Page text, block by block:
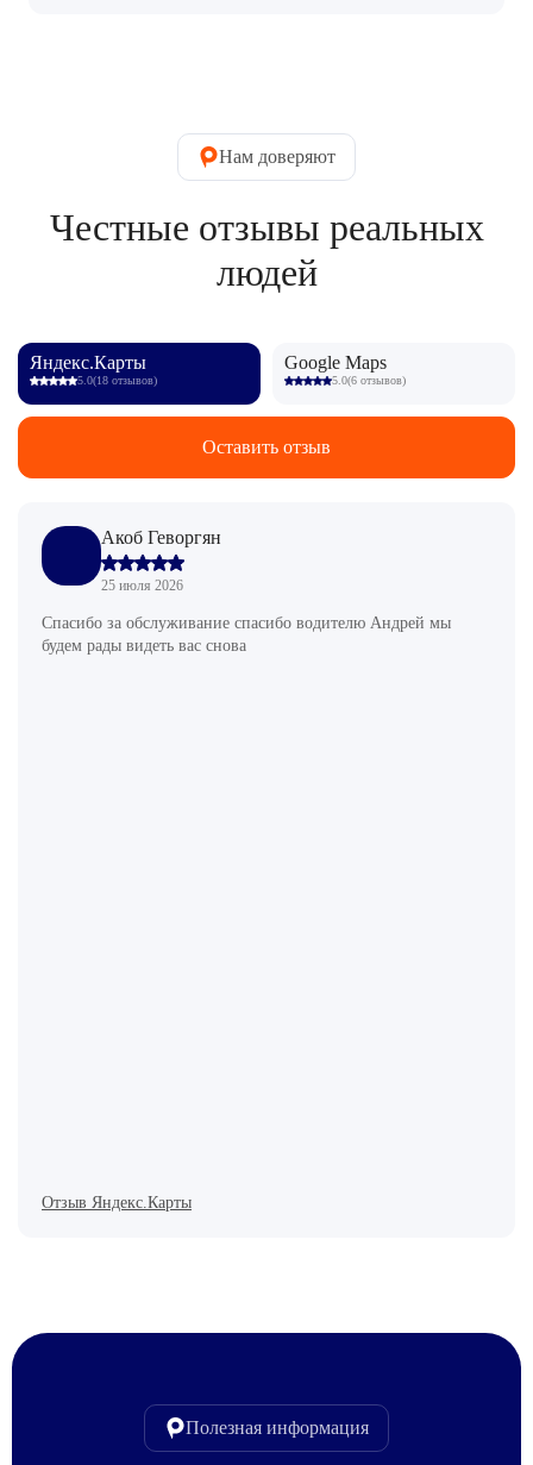
Нам доверяют
Честные отзывы реальных
людей
Яндекс.Карты
5.0(18 отзывов)
Google Maps
5.0(6 отзывов)
Оставить отзыв
Акоб Геворгян
25 июля 2026
Спасибо за обслуживание спасибо водителю Андрей мы
будем рады видеть вас снова
Отзыв Яндекс.Карты
Полезная информация